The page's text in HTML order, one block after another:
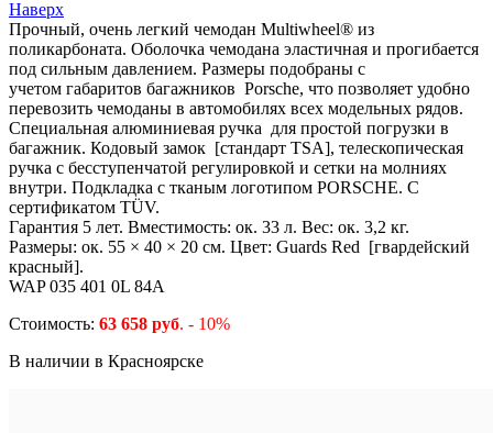
Наверх
Прочный, очень легкий чемодан Multiwheel® из
поликарбоната. Оболочка чемодана эластичная и прогибается
под сильным давлением. Размеры подобраны с
учетом габаритов багажников Porsche, что позволяет удобно
перевозить чемоданы в автомобилях всех модельных рядов.
Специальная алюминиевая ручка для простой погрузки в
багажник. Кодовый замок [стандарт TSA], телескопическая
ручка с бесступенчатой регулировкой и сетки на молниях
внутри. Подкладка с тканым логотипом PORSCHE. С
сертификатом TÜV.
Гарантия 5 лет. Вместимость: ок. 33 л. Вес: ок. 3,2 кг.
Размеры: ок. 55 × 40 × 20 см. Цвет: Guards Red [гвардейский
красный].
WAP 035 401 0L 84A
Стоимость: 63 658 руб. - 10%
В наличии в Красноярске